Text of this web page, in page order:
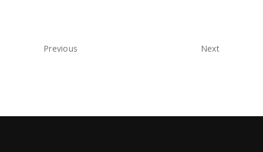
Previous Next